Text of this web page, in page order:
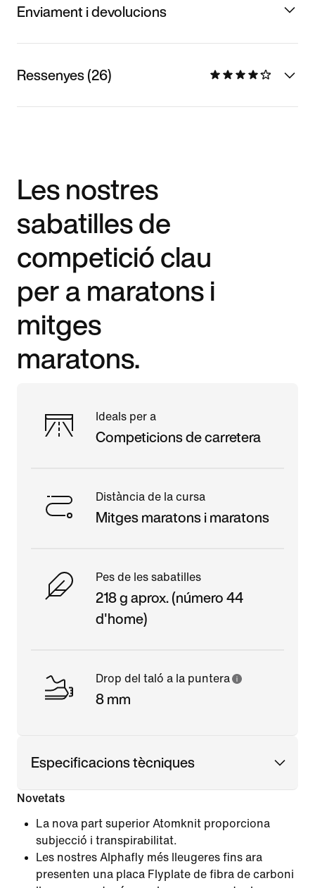
Enviament i devolucions
Ressenyes (26)
Les nostres
sabatilles de
competició clau
per a maratons i
mitges
maratons.
Ideals per a
Competicions de carretera
Distància de la cursa
Mitges maratons i maratons
Pes de les sabatilles
218 g aprox. (número 44
d'home)
Drop del taló a la puntera
8 mm
Especificacions tècniques
Novetats
La nova part superior Atomknit proporciona
subjecció i transpirabilitat.
Les nostres Alphafly més lleugeres fins ara
presenten una placa Flyplate de fibra de carboni